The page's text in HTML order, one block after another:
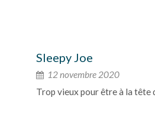
Sleepy Joe
12 novembre 2020
Trop vieux pour être à la tête